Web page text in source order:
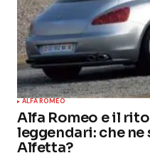
ALFA ROMEO
Alfa Romeo e il
leggendari: che
Alfetta?